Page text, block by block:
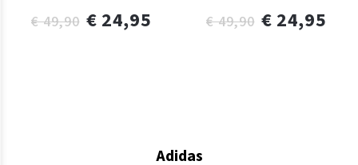
€ 49,90 € 24,95 € 49,90 € 24,95
Adidas